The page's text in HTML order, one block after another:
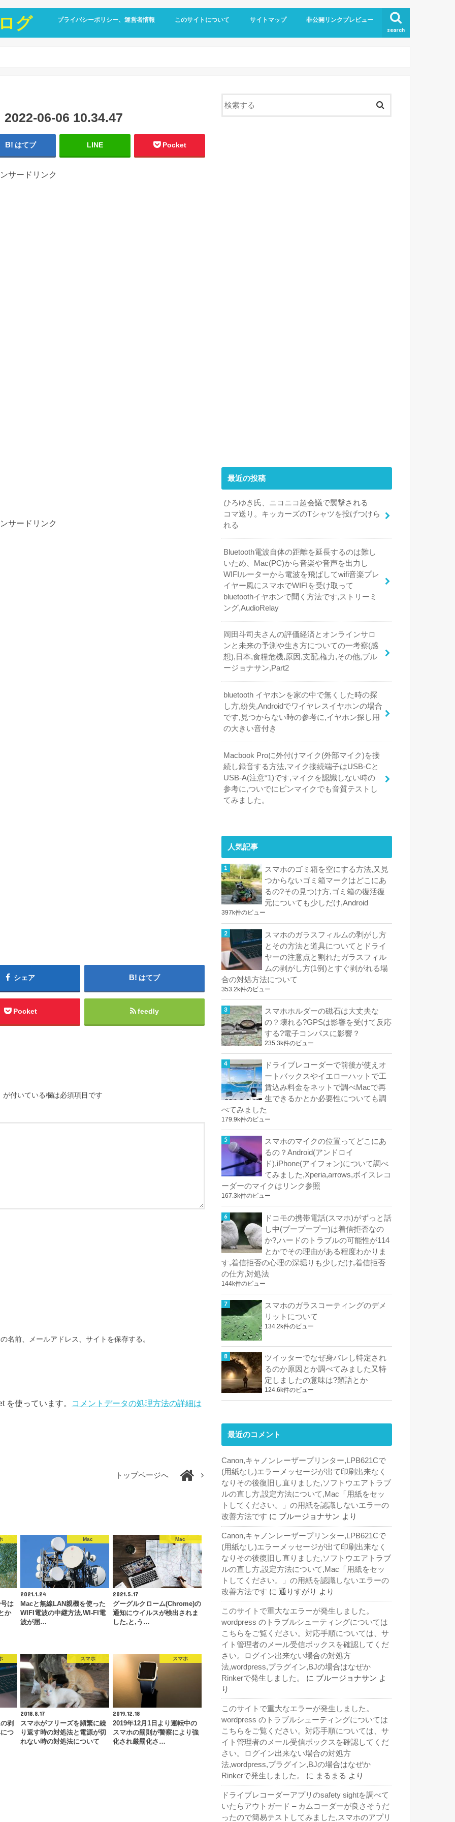
グ search
プライバシーポリシー、運営者情報 このサイトについて サイトマップ 非公開リンクプレビュー
06-06 10.34.47
はてブ LINE Pocket
サードリンク
サードリンク
シェア はてブ
Pocket feedly
が付いている欄は必須項目です
名前、メールアドレス、サイトを保存する。
を使っています。 コメントデータの処理方法の詳細は
トップページへ
は
か
Mac
2021.1.24
Macと無線LAN親機を使った
WIFI電波の中継方法,WI-FI電
波が届…
Mac
2021.5.17
グーグルクローム(Chrome)の
通知にウイルスが検出されま
した,と,う…
剥
つ
スマホ
2018.8.17
スマホがフリーズを頻繁に繰
り返す時の対処法と電源が切
れない時の対処法について
スマホ
2019.12.18
2019年12月1日より運転中の
スマホの罰則が警察により強
化され厳罰化さ…
最近の投稿
ひろゆき氏、ニコニコ超会議で襲撃される
コマ送り。キッカーズのTシャツを投げつけら
れる
Bluetooth電波自体の距離を延長するのは難し
いため、Mac(PC)から音楽や音声を出力し
WIFIルーターから電波を飛ばしてwifi音楽プレ
イヤー風にスマホでWIFIを受け取って
bluetoothイヤホンで聞く方法です,ストリーミ
ング,AudioRelay
岡田斗司夫さんの評価経済とオンラインサロ
ンと未来の予測や生き方についての一考察(感
想),日本,食糧危機,原因,支配,権力,その他,ブル
ージョナサン,Part2
bluetooth イヤホンを家の中で無くした時の探
し方,紛失,Androidでワイヤレスイヤホンの場合
です,見つからない時の参考に,イヤホン探し用
の大きい音付き
Macbook Proに外付けマイク(外部マイク)を接
続し録音する方法,マイク接続端子はUSB-Cと
USB-A(注意*1)です,マイクを認識しない時の
参考に,ついでにピンマイクでも音質テストし
てみました。
人気記事
スマホのゴミ箱を空にする方法,又見
つからないゴミ箱マークはどこにあ
るの?その見つけ方,ゴミ箱の復活復
元についても少しだけ,Android
397k件のビュー
スマホのガラスフィルムの剥がし方
とその方法と道具についてとドライ
ヤーの注意点と割れたガラスフィル
ムの剥がし方(1例)とすぐ剥がれる場
合の対処方法について
353.2k件のビュー
スマホホルダーの磁石は大丈夫な
の？壊れる?GPSは影響を受けて反応
する?電子コンパスに影響？
235.3k件のビュー
ドライブレコーダーで前後が使えオ
ートバックスやイエローハットで工
賃込み料金をネットで調べMacで再
生できるかとか必要性についても調
べてみました
179.9k件のビュー
スマホのマイクの位置ってどこにあ
るの？Android(アンドロイ
ド),iPhone(アイフォン)について調べ
てみました,Xperia,arrows,ボイスレコ
ーダーのマイクはリンク参照
167.3k件のビュー
ドコモの携帯電話(スマホ)がずっと話
し中(プープープー)は着信拒否なの
か?,ハードのトラブルの可能性が114
とかでその理由がある程度わかりま
す,着信拒否の心理の深堀りも少しだけ,着信拒否
の仕方,対処法
144k件のビュー
スマホのガラスコーティングのデメ
リットについて
134.2k件のビュー
ツイッターでなぜ身バレし特定され
るのか原因とか調べてみました又特
定しましたの意味は?類語とか
124.6k件のビュー
最近のコメント
Canon,キャノンレーザープリンター,LPB621Cで
(用紙なし)エラーメッセージが出て印刷出来なく
なりその後復旧し直りました,ソフトウエアトラブ
ルの直し方,設定方法について,Mac「用紙をセッ
トしてください。」の用紙を認識しないエラーの
改善方法です に ブルージョナサン より
Canon,キャノンレーザープリンター,LPB621Cで
(用紙なし)エラーメッセージが出て印刷出来なく
なりその後復旧し直りました,ソフトウエアトラブ
ルの直し方,設定方法について,Mac「用紙をセッ
トしてください。」の用紙を認識しないエラーの
改善方法です に 通りすがり より
このサイトで重大なエラーが発生しました。
wordpress のトラブルシューティングについては
こちらをご覧ください。対応手順については、サ
イト管理者のメール受信ボックスを確認してくだ
さい。ログイン出来ない場合の対処方
法,wordpress,プラグイン,BJの場合はなぜか
Rinkerで発生しました。
に ブルージョナサン よ
り
このサイトで重大なエラーが発生しました。
wordpress のトラブルシューティングについては
こちらをご覧ください。対応手順については、サ
イト管理者のメール受信ボックスを確認してくだ
さい。ログイン出来ない場合の対処方
法,wordpress,プラグイン,BJの場合はなぜか
Rinkerで発生しました。
に まるまる より
ドライブレコーダーアプリのsafety sightを調べて
いたらアウトガード – カムコーダーが良さそうだ
ったので簡易テストしてみました,スマホのアプリ